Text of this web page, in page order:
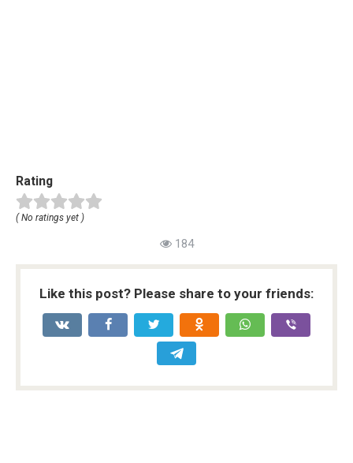
Rating
( No ratings yet )
184
Like this post? Please share to your friends: